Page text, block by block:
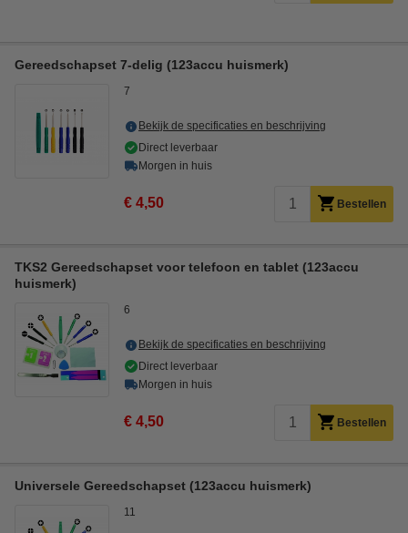
Gereedschapset 7-delig (123accu huismerk)
7
Bekijk de specificaties en beschrijving
Direct leverbaar
Morgen in huis
€ 4,50 Bestellen
TKS2 Gereedschapset voor telefoon en tablet (123accu
huismerk)
6
Bekijk de specificaties en beschrijving
Direct leverbaar
Morgen in huis
€ 4,50 Bestellen
Universele Gereedschapset (123accu huismerk)
11